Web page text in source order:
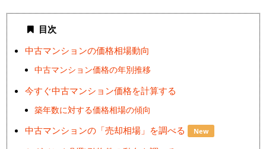
目次
中古マンションの価格相場動向
中古マンション価格の年別推移
今すぐ中古マンション価格を計算する
築年数に対する価格相場の傾向
中古マンションの「売却相場」を調べる New